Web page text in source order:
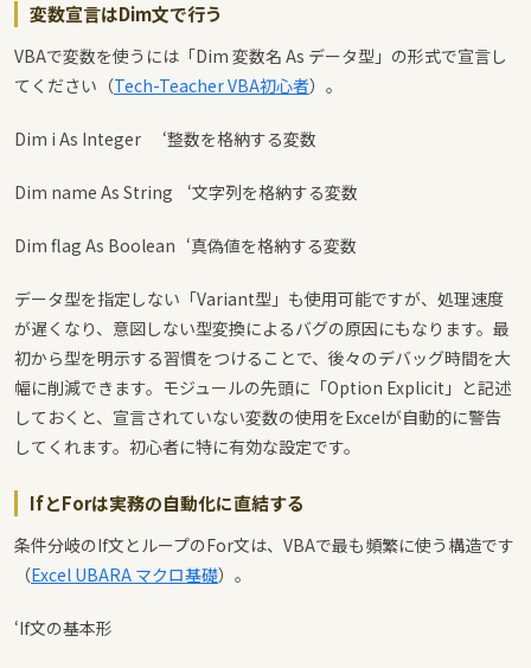
変数宣言はDim文で行う
VBAで変数を使うには「Dim 変数名 As データ型」の形式で宣言し
てください（Tech-Teacher VBA初心者）。
Dim i As Integer ‘整数を格納する変数
Dim name As String ‘文字列を格納する変数
Dim flag As Boolean ‘真偽値を格納する変数
データ型を指定しない「Variant型」も使用可能ですが、処理速度
が遅くなり、意図しない型変換によるバグの原因にもなります。最
初から型を明示する習慣をつけることで、後々のデバッグ時間を大
幅に削減できます。モジュールの先頭に「Option Explicit」と記述
しておくと、宣言されていない変数の使用をExcelが自動的に警告
してくれます。初心者に特に有効な設定です。
IfとForは実務の自動化に直結する
条件分岐のIf文とループのFor文は、VBAで最も頻繁に使う構造です
（Excel UBARA マクロ基礎）。
‘If文の基本形